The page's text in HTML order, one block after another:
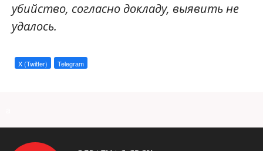
убийство, согласно докладу, выявить не
удалось.
X (Twitter) Telegram